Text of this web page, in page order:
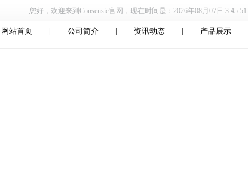
您好，欢迎来到Consensic官网，现在时间是：2026年08月07日 3:45:52
网站首页 | 公司简介 | 资讯动态 | 产品展示